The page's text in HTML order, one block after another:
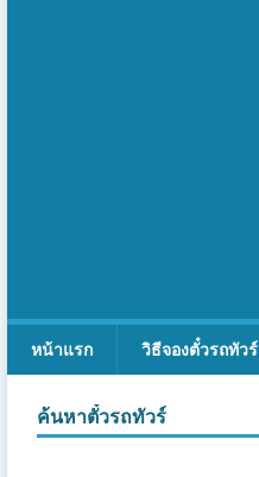
หน้าแรก วิธีจองตั๋วรถทัวร์
ค้นหาตั๋วรถทัวร์